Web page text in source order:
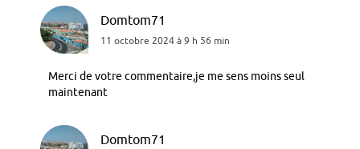
Domtom71
11 octobre 2024 à 9 h 56 min
Merci de votre commentaire,je me sens moins seul
maintenant
Domtom71